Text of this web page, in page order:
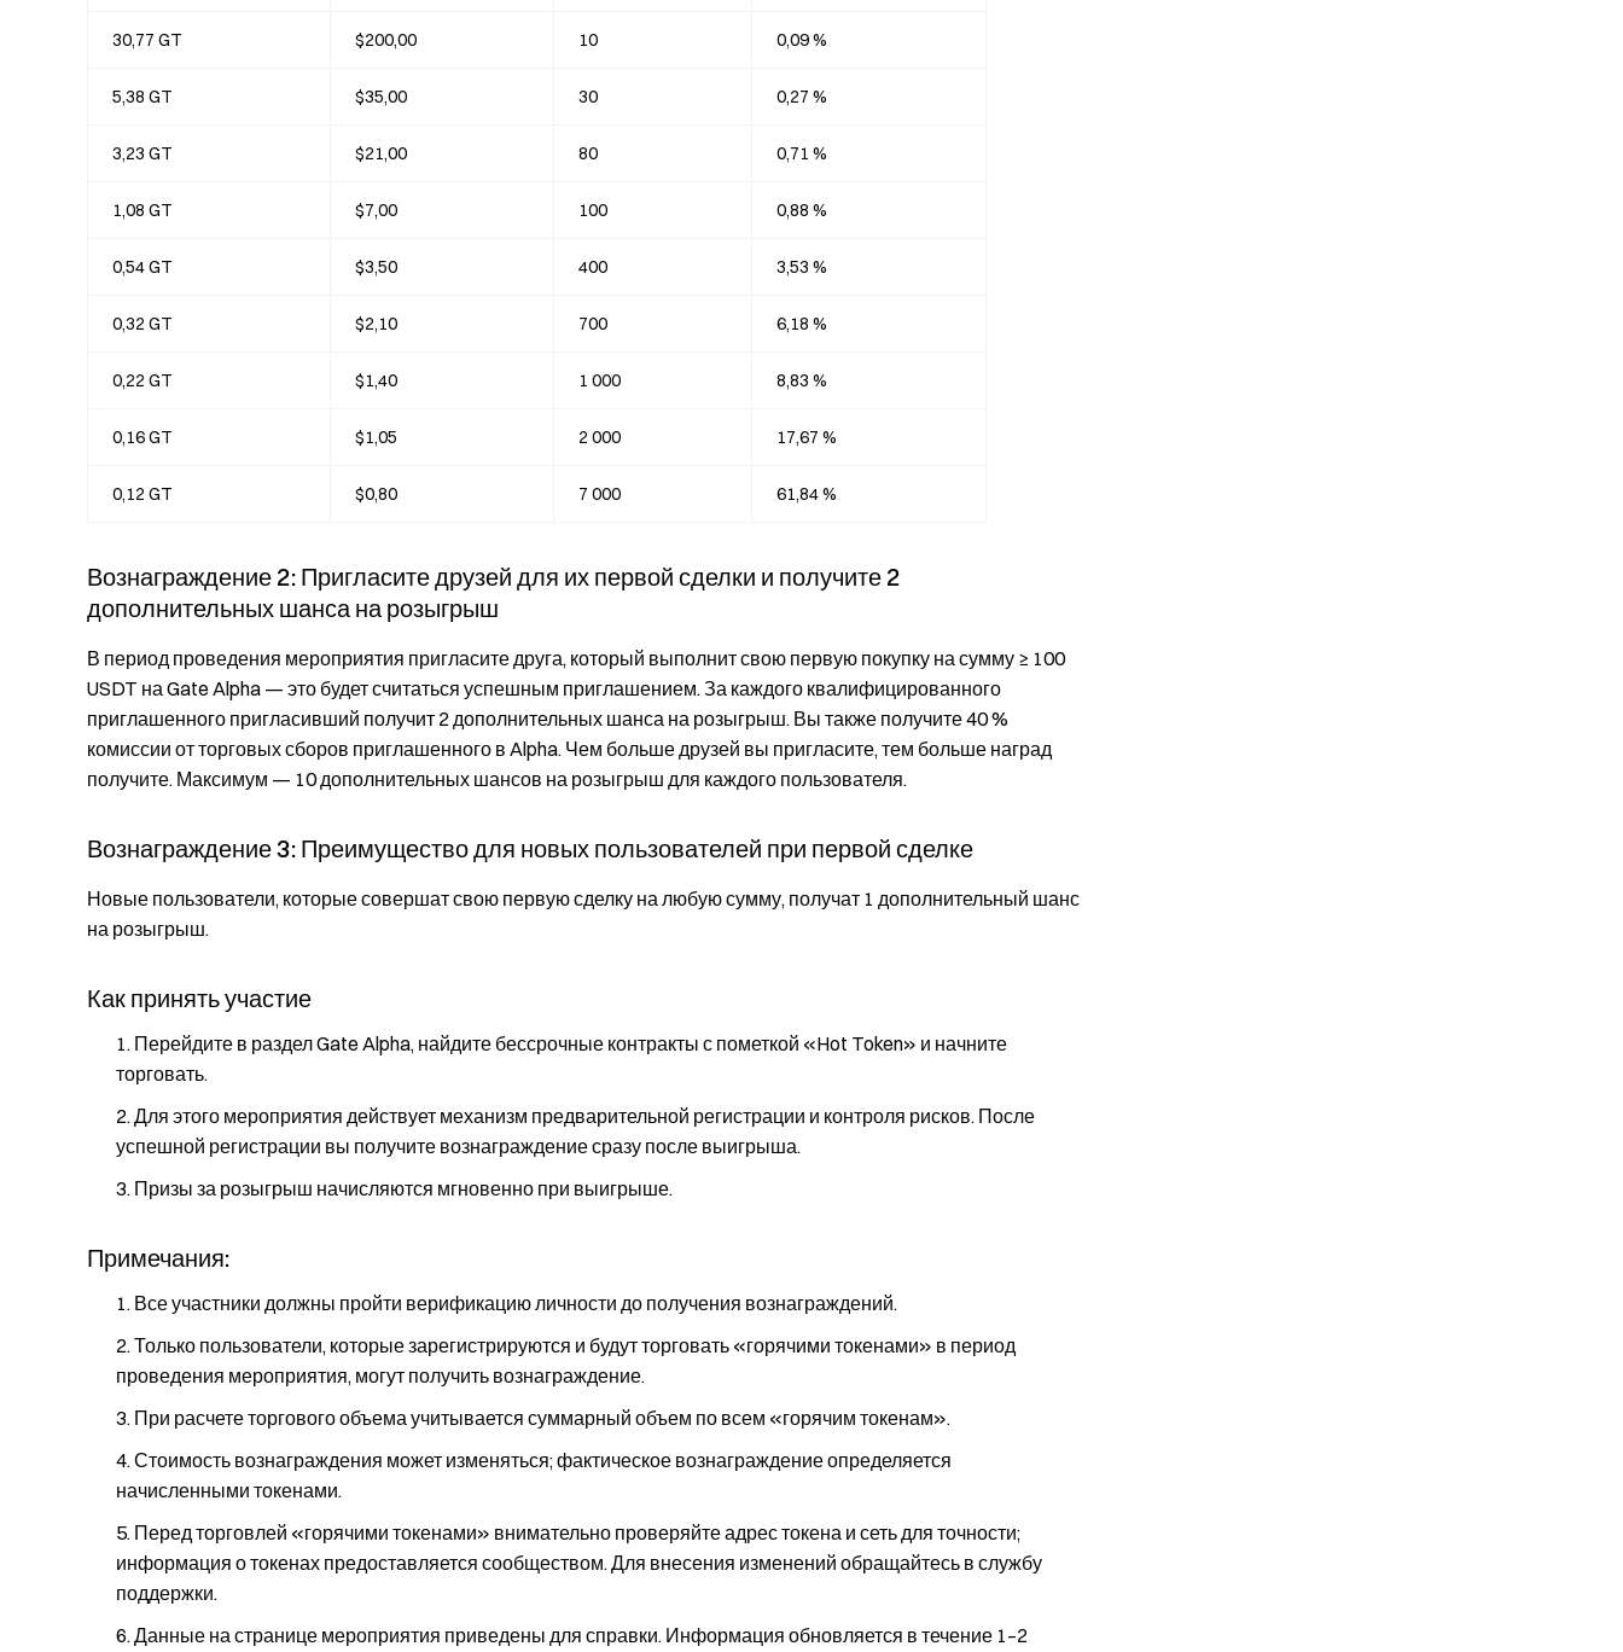
30,77 GT $200,00 10 0,09 %
5,38 GT $35,00 30 0,27 %
3,23 GT $21,00 80 0,71 %
1,08 GT $7,00 100 0,88 %
0,54 GT $3,50 400 3,53 %
0,32 GT $2,10 700 6,18 %
0,22 GT $1,40 1 000 8,83 %
0,16 GT $1,05 2 000 17,67 %
0,12 GT $0,80 7 000 61,84 %
Вознаграждение 2: Пригласите друзей для их первой сделки и получите 2
дополнительных шанса на розыгрыш
В период проведения мероприятия пригласите друга, который выполнит свою первую покупку на сумму ≥ 100
USDT на Gate Alpha — это будет считаться успешным приглашением. За каждого квалифицированного
приглашенного пригласивший получит 2 дополнительных шанса на розыгрыш. Вы также получите 40 %
комиссии от торговых сборов приглашенного в Alpha. Чем больше друзей вы пригласите, тем больше наград
получите. Максимум — 10 дополнительных шансов на розыгрыш для каждого пользователя.
Вознаграждение 3: Преимущество для новых пользователей при первой сделке
Новые пользователи, которые совершат свою первую сделку на любую сумму, получат 1 дополнительный шанс
на розыгрыш.
Как принять участие
Перейдите в раздел Gate Alpha, найдите бессрочные контракты с пометкой «Hot Token» и начните
торговать.
Для этого мероприятия действует механизм предварительной регистрации и контроля рисков. После
успешной регистрации вы получите вознаграждение сразу после выигрыша.
Призы за розыгрыш начисляются мгновенно при выигрыше.
Примечания:
Все участники должны пройти верификацию личности до получения вознаграждений.
Только пользователи, которые зарегистрируются и будут торговать «горячими токенами» в период
проведения мероприятия, могут получить вознаграждение.
При расчете торгового объема учитывается суммарный объем по всем «горячим токенам».
Стоимость вознаграждения может изменяться; фактическое вознаграждение определяется
начисленными токенами.
Перед торговлей «горячими токенами» внимательно проверяйте адрес токена и сеть для точности;
информация о токенах предоставляется сообществом. Для внесения изменений обращайтесь в службу
поддержки.
Данные на странице мероприятия приведены для справки. Информация обновляется в течение 1–2